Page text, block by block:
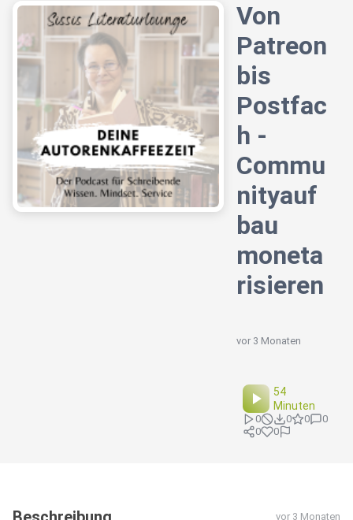
Von
Patreon
bis
Postfac
h -
Commu
nityauf
bau
moneta
risieren
vor 3 Monaten
54
Minuten
0 0 0
0
0
0
vor 3 Monaten